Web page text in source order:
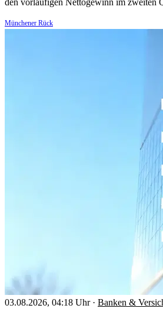
Münchener Rück
03.08.2026, 04:18 Uhr · Banken &